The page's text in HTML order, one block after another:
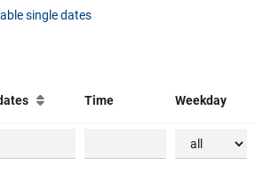
single dates
Time Weekday